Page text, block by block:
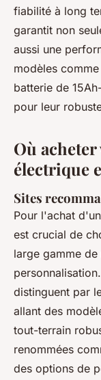
fiabilité à long
garantit non
aussi une
modèles comme
batterie de
pour leur
Où
électrique
Sites
Pour l'achat
est crucial de
large gamme
distinguent par
allant des
tout-terrain
renommées
des options de